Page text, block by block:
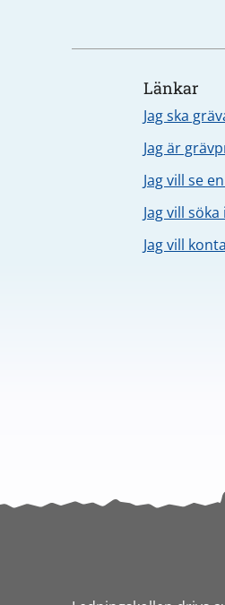
Länkar
Jag ska
Jag är
Jag vill se
Jag vill
Jag vill